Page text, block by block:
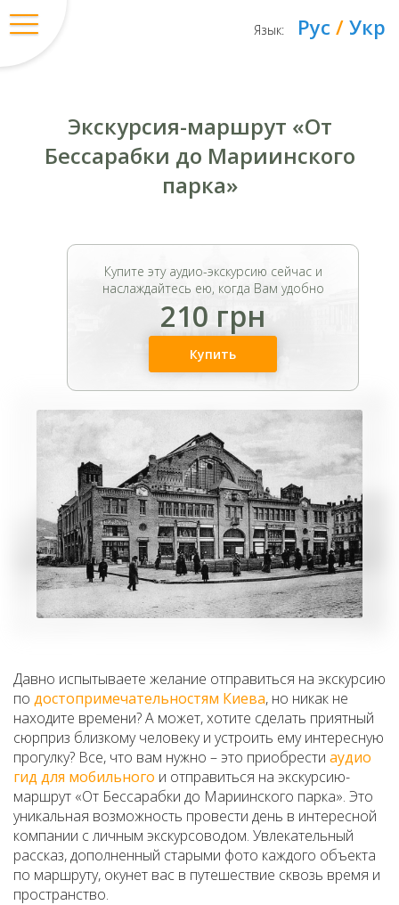
Вход/Регистрация
Рус / Укр
Язык:
Экскурсия-маршрут «От
Бессарабки до Мариинского
парка»
Купите эту аудио-экскурсию сейчас и
наслаждайтесь ею, когда Вам удобно
210 грн
Купить
Давно испытываете желание отправиться на экскурсию
по достопримечательностям Киева, но никак не
находите времени? А может, хотите сделать приятный
сюрприз близкому человеку и устроить ему интересную
прогулку? Все, что вам нужно – это приобрести аудио
гид для мобильного и отправиться на экскурсию-
маршрут «От Бессарабки до Мариинского парка». Это
уникальная возможность провести день в интересной
компании с личным экскурсоводом. Увлекательный
рассказ, дополненный старыми фото каждого объекта
по маршруту, окунет вас в путешествие сквозь время и
пространство.